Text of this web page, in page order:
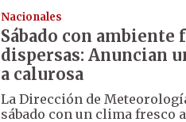
Nacionales
Sábado con
dispersas: Anuncian
a calurosa
La Dirección de
sábado con un clima fresco